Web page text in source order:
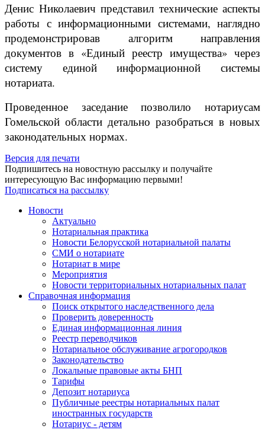
Денис Николаевич представил технические аспекты
работы с информационными системами, наглядно
продемонстрировав алгоритм направления
документов в «Единый реестр имущества» через
систему единой информационной системы
нотариата.
Проведенное заседание позволило нотариусам
Гомельской области детально разобраться в новых
законодательных нормах.
Версия для печати
Подпишитесь на новостную рассылку и получайте
интересующую Вас информацию первыми!
Подписаться на рассылку
Новости
Актуально
Нотариальная практика
Новости Белорусской нотариальной палаты
СМИ о нотариате
Нотариат в мире
Мероприятия
Новости территориальных нотариальных палат
Справочная информация
Поиск открытого наследственного дела
Проверить доверенность
Единая информационная линия
Реестр переводчиков
Нотариальное обслуживание агрогородков
Законодательство
Локальные правовые акты БНП
Тарифы
Депозит нотариуса
Публичные реестры нотариальных палат
иностранных государств
Нотариус - детям